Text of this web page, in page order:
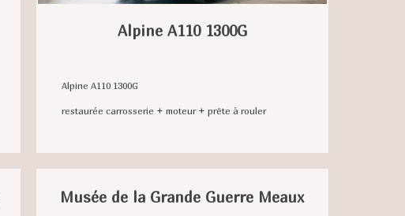
Alpine A110 1300G
Alpine A110 1300G
restaurée carrosserie + moteur + prête à rouler
Musée de la Grande Guerre Meaux